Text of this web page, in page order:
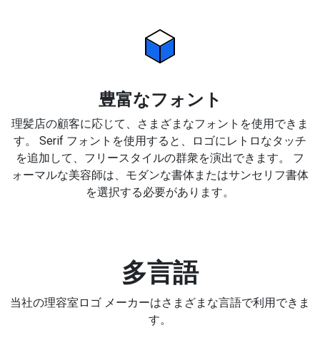
豊富なフォント
理髪店の顧客に応じて、さまざまなフォントを使用できま
す。 Serif フォントを使用すると、ロゴにレトロなタッチ
を追加して、フリースタイルの群衆を演出できます。 フ
ォーマルな美容師は、モダンな書体またはサンセリフ書体
を選択する必要があります。
多言語
当社の理容室ロゴ メーカーはさまざまな言語で利用できま
す。